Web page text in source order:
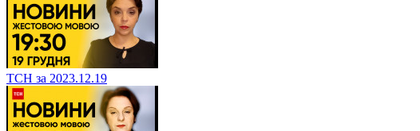
ТСН за 2023.12.19